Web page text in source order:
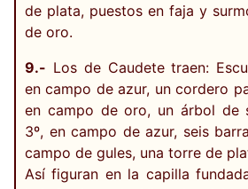
de plata, puestos en faja y
de oro.
9.- Los de Caudete traen:
en campo de azur, un cordero
en campo de oro, un árbol de
3º, en campo de azur, seis
campo de gules, una torre de
Así figuran en la capilla